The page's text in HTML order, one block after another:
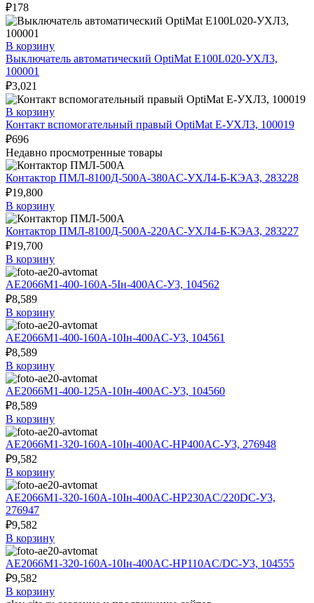
₽178
В корзину
Выключатель автоматический OptiMat E100L020-УХЛ3,
100001
₽3,021
В корзину
Контакт вспомогательный правый OptiMat E-УХЛ3, 100019
₽696
Недавно просмотренные товары
Контактор ПМЛ-8100Д-500А-380AC-УХЛ4-Б-КЭАЗ, 283228
₽19,800
В корзину
Контактор ПМЛ-8100Д-500А-220AC-УХЛ4-Б-КЭАЗ, 283227
₽19,700
В корзину
АЕ2066М1-400-160А-5Iн-400AC-У3, 104562
₽8,589
В корзину
АЕ2066М1-400-160А-10Iн-400AC-У3, 104561
₽8,589
В корзину
АЕ2066М1-400-125А-10Iн-400AC-У3, 104560
₽8,589
В корзину
АЕ2066М1-320-160А-10Iн-400AC-НР400AC-У3, 276948
₽9,582
В корзину
АЕ2066М1-320-160А-10Iн-400AC-НР230AC/220DC-У3,
276947
₽9,582
В корзину
АЕ2066М1-320-160А-10Iн-400AC-НР110AC/DC-У3, 104555
₽9,582
В корзину